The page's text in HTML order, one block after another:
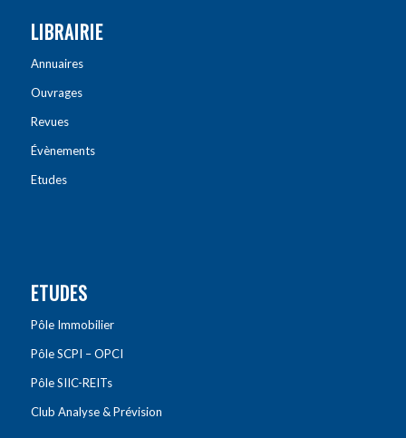
LIBRAIRIE
Annuaires
Ouvrages
Revues
Évènements
Etudes
ETUDES
Pôle Immobilier
Pôle SCPI – OPCI
Pôle SIIC-REITs
Club Analyse & Prévision